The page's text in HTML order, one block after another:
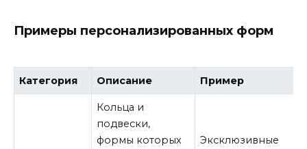
Примеры персонализированных форм
Категория Описание Пример
Кольца и
подвески,
формы которых
Эксклюзивные